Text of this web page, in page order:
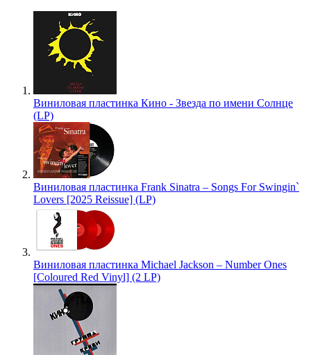
Виниловая пластинка Кино - Звезда по имени Солнце
(LP)
Виниловая пластинка Frank Sinatra – Songs For Swingin`
Lovers [2025 Reissue] (LP)
Виниловая пластинка Michael Jackson – Number Ones
[Coloured Red Vinyl] (2 LP)